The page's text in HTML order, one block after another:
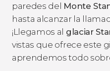
paredes del Monte
hasta alcanzar la
¡Llegamos al glaciar
vistas que ofrece este
aprendemos todo